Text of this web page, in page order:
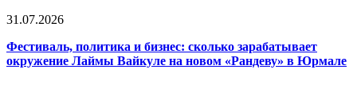
31.07.2026
Фестиваль, политика и бизнес: сколько зарабатывает
окружение Лаймы Вайкуле на новом «Рандеву» в Юрмале